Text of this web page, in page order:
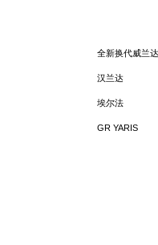
全新换代威兰达
汉兰达
埃尔法
GR YARIS